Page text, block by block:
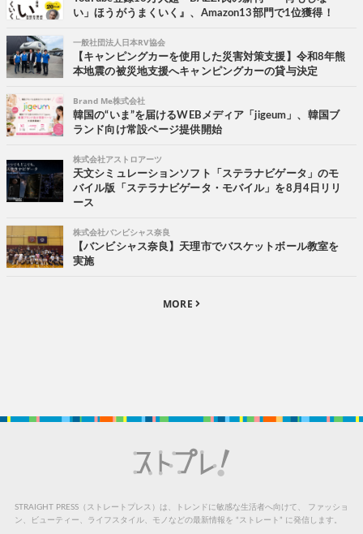
い」ほうがうまくいく』、Amazon13部門で1位獲得！
一般社団法人日本RV協会
【キャンピングカーを使用した災害対策支援】令和8年熊
本地震の被災地支援へキャンピングカーの貸与決定
Brand Me株式会社
韓国の“いま”を届けるWEBメディア「jigeum」、韓国ブ
ランド向け常設ページ提供開始
株式会社アストロアーツ
天文シミュレーションソフト「ステラナビゲータ」のモ
バイル版「ステラナビゲータ・モバイル」を8月4日リリ
ース
株式会社バンビシャス奈良
【バンビシャス奈良】天理市でバスケットボール教室を
実施
MORE
STRAIGHT PRESS（ストレートプレス）は、トレンドに敏感な生活者へ向けて、
ファッショ
ン、ビューティー、ライフスタイル、モノなどの最新情報を “ストレート” に発信します。